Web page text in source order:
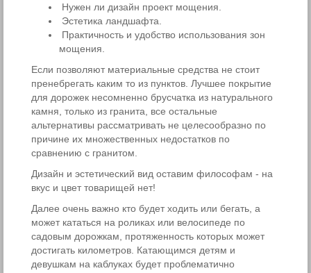
Нужен ли дизайн проект мощения.
Эстетика ландшафта.
Практичность и удобство использования зон
мощения.
Если позволяют материальные средства не стоит
пренебрегать каким то из пунктов. Лучшее покрытие
для дорожек несомненно брусчатка из натурального
камня, только из гранита, все остальные
альтернативы рассматривать не целесообразно по
причине их множественных недостатков по
сравнению с гранитом.
Дизайн и эстетический вид оставим философам - на
вкус и цвет товарищей нет!
Далее очень важно кто будет ходить или бегать, а
может кататься на роликах или велосипеде по
садовым дорожкам, протяженность которых может
достигать километров. Катающимся детям и
девушкам на каблуках будет проблематично